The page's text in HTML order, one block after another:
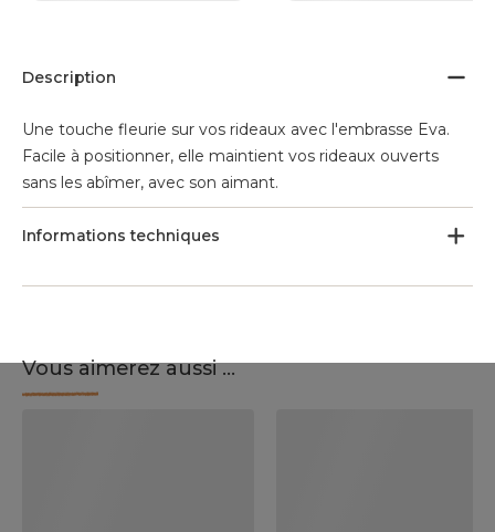
Description
Une touche fleurie sur vos rideaux avec l'embrasse Eva.
Facile à positionner, elle maintient vos rideaux ouverts
sans les abîmer, avec son aimant.
Informations techniques
Vous aimerez aussi ...